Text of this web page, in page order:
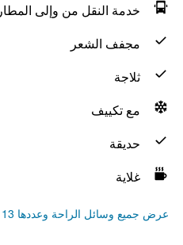
خدمة النقل من وإلى المطار
مجفف الشعر
ثلاجة
مع تكييف
حديقة
غلاية
عرض جميع وسائل الراحة وعددها 13